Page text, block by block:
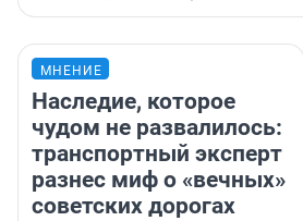
МНЕНИЕ
Наследие, которое
чудом не развалилось:
транспортный эксперт
разнес миф о «вечных»
советских дорогах